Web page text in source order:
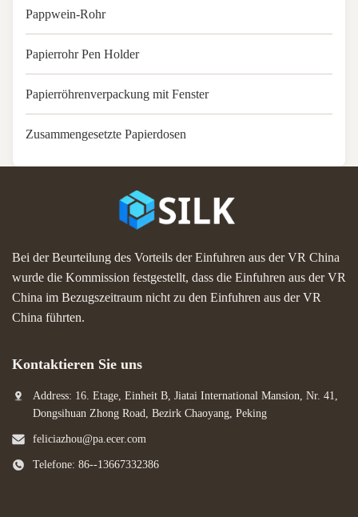
Pappwein-Rohr
Papierrohr Pen Holder
Papierröhrenverpackung mit Fenster
Zusammengesetzte Papierdosen
Bei der Beurteilung des Vorteils der Einfuhren aus der VR China
wurde die Kommission festgestellt, dass die Einfuhren aus der VR
China im Bezugszeitraum nicht zu den Einfuhren aus der VR
China führten.
Kontaktieren Sie uns
Address: 16. Etage, Einheit B, Jiatai International Mansion, Nr. 41,
Dongsihuan Zhong Road, Bezirk Chaoyang, Peking
feliciazhou@pa.ecer.com
Telefone: 86--13667332386